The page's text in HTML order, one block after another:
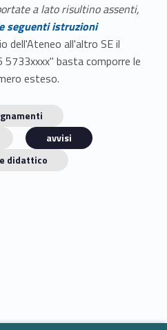
a lato risultino assenti,
seguenti istruzioni
dell'Ateneo all'altro SE il
5733xxxx" basta comporre le
esteso.
avvisi
didattico